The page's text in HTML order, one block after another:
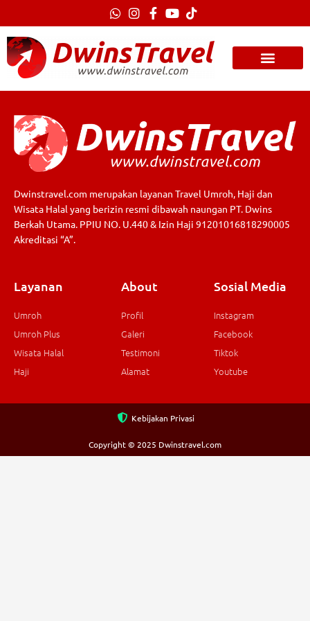
konten
Dwinstravel.com merupakan layanan Travel Umroh, Haji dan
Wisata Halal yang berizin resmi dibawah naungan PT. Dwins
Berkah Utama. PPIU NO. U.440 & Izin Haji 91201016818290005
Akreditasi “A”.
Layanan
Umroh
Umroh Plus
Wisata Halal
Haji
About
Profil
Galeri
Testimoni
Alamat
Sosial Media
Instagram
Facebook
Tiktok
Youtube
Kebijakan Privasi
Copyright © 2025 Dwinstravel.com